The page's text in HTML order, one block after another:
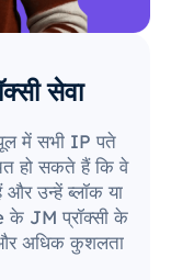
सेवा
में सभी IP पते
हो सकते हैं कि वे
और उन्हें ब्लॉक या
के JM प्रॉक्सी के
अधिक कुशलता